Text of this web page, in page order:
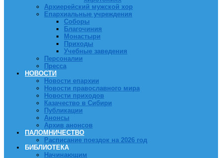
Архиерейский мужской хор
Епархиальные учреждения
Соборы
Благочиния
Монастыри
Приходы
Учебные заведения
Персоналии
Пресса
НОВОСТИ
Новости епархии
Новости православного мира
Новости приходов
Казачество в Сибири
Публикации
Анонсы
Архив анонсов
ПАЛОМНИЧЕСТВО
Расписание поездок на 2026 год
БИБЛИОТЕКА
Начинающим